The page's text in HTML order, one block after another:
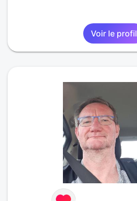
Voir le profil